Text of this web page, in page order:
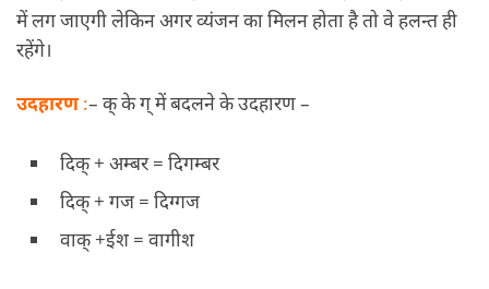
में लग जाएगी लेकिन अगर व्यंजन का मिलन होता है तो वे हलन्त ही
रहेंगे।
उदहारण:– क् के ग् में बदलने के उदहारण –
दिक् + अम्बर = दिगम्बर
दिक् + गज = दिग्गज
वाक् +ईश = वागीश